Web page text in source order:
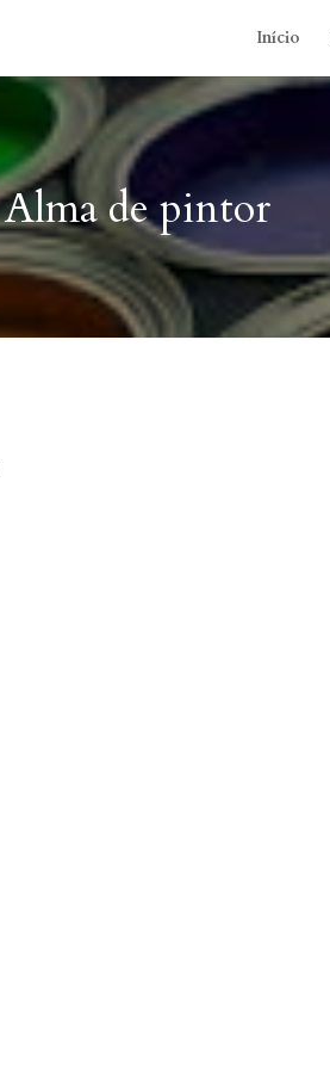
Início
Alma de pintor